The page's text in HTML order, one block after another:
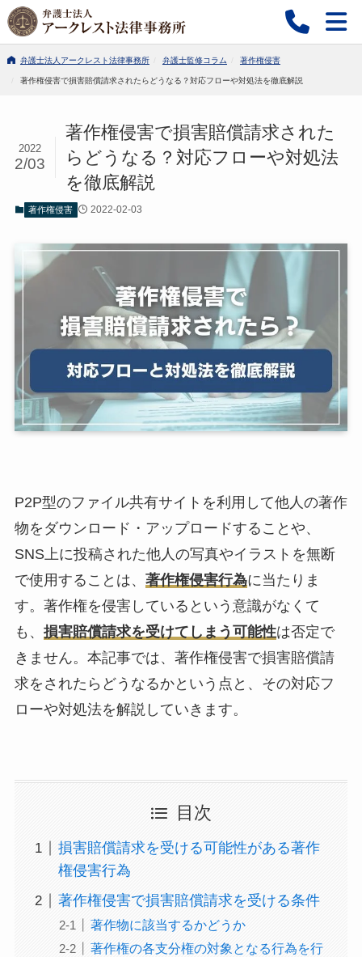
弁護士法人アークレスト法律事務所 弁護士監修コラム 著作権侵害
著作権侵害で損害賠償請求されたらどうなる？対応フローや対処法を徹底解説
著作権侵害で損害賠償請求された
らどうなる？対応フローや対処法
を徹底解説
2022
2/03
著作権侵害 2022-02-03
P2P型のファイル共有サイトを利用して他人の著作
物をダウンロード・アップロードすることや、
SNS上に投稿された他人の写真やイラストを無断
で使用することは、 著作権侵害行為に当たりま
す。著作権を侵害しているという意識がなくて
も、 損害賠償請求を受けてしまう可能性は否定で
きません。本記事では、著作権侵害で損害賠償請
求をされたらどうなるかという点と、その対応フ
ローや対処法を解説していきます。
目次
損害賠償請求を受ける可能性がある著作
権侵害行為
著作権侵害で損害賠償請求を受ける条件
著作物に該当するかどうか
著作権の各支分権の対象となる行為を行